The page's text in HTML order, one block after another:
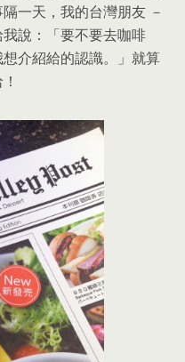
一天，我的台灣朋友 －
說：「要不要去咖啡
介紹給的認識。」就算